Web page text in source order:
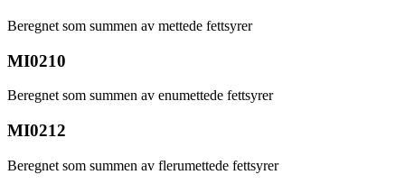
Beregnet som summen av mettede fettsyrer
MI0210
Beregnet som summen av enumettede fettsyrer
MI0212
Beregnet som summen av flerumettede fettsyrer